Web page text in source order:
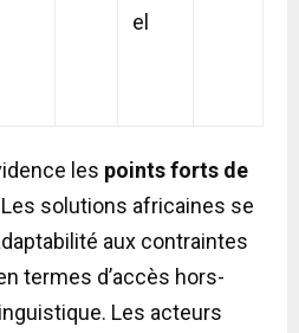
el
les points forts de
Les solutions africaines se
aux contraintes
termes d’accès hors-
Les acteurs